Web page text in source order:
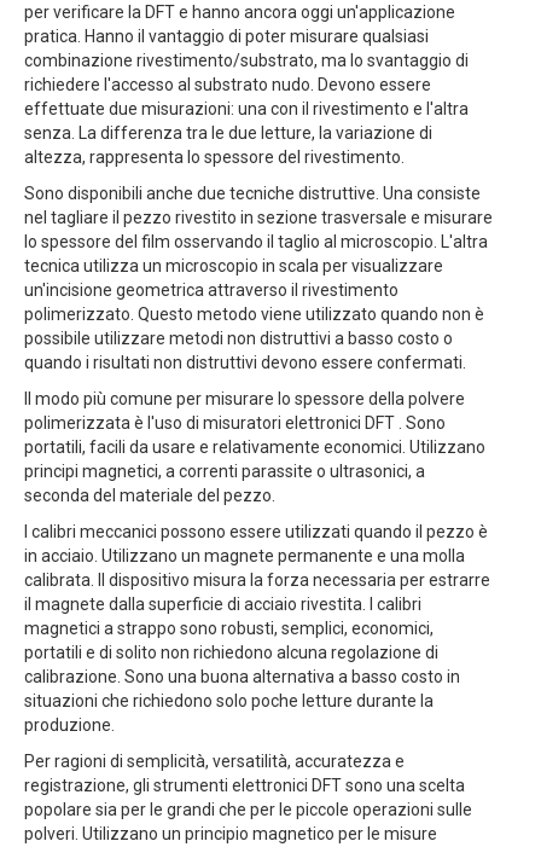
per verificare la DFT e hanno ancora oggi un'applicazione
pratica. Hanno il vantaggio di poter misurare qualsiasi
combinazione rivestimento/substrato, ma lo svantaggio di
richiedere l'accesso al substrato nudo. Devono essere
effettuate due misurazioni: una con il rivestimento e l'altra
senza. La differenza tra le due letture, la variazione di
altezza, rappresenta lo spessore del rivestimento.
Sono disponibili anche due tecniche distruttive. Una consiste
nel tagliare il pezzo rivestito in sezione trasversale e misurare
lo spessore del film osservando il taglio al microscopio. L'altra
tecnica utilizza un microscopio in scala per visualizzare
un'incisione geometrica attraverso il rivestimento
polimerizzato. Questo metodo viene utilizzato quando non è
possibile utilizzare metodi non distruttivi a basso costo o
quando i risultati non distruttivi devono essere confermati.
Il modo più comune per misurare lo spessore della polvere
polimerizzata è l'uso di misuratori elettronici DFT . Sono
portatili, facili da usare e relativamente economici. Utilizzano
principi magnetici, a correnti parassite o ultrasonici, a
seconda del materiale del pezzo.
I calibri meccanici possono essere utilizzati quando il pezzo è
in acciaio. Utilizzano un magnete permanente e una molla
calibrata. Il dispositivo misura la forza necessaria per estrarre
il magnete dalla superficie di acciaio rivestita. I calibri
magnetici a strappo sono robusti, semplici, economici,
portatili e di solito non richiedono alcuna regolazione di
calibrazione. Sono una buona alternativa a basso costo in
situazioni che richiedono solo poche letture durante la
produzione.
Per ragioni di semplicità, versatilità, accuratezza e
registrazione, gli strumenti elettronici DFT sono una scelta
popolare sia per le grandi che per le piccole operazioni sulle
polveri. Utilizzano un principio magnetico per le misure